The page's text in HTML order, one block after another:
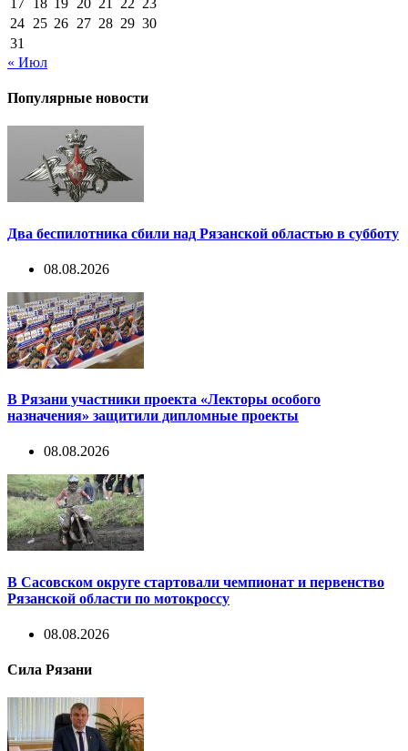
24 25 26 27 28 29 30
31
« Июл
Популярные новости
Два беспилотника сбили над Рязанской областью в субботу
08.08.2026
В Рязани участники проекта «Лекторы особого
назначения» защитили дипломные проекты
08.08.2026
В Сасовском округе стартовали чемпионат и первенство
Рязанской области по мотокроссу
08.08.2026
Сила Рязани